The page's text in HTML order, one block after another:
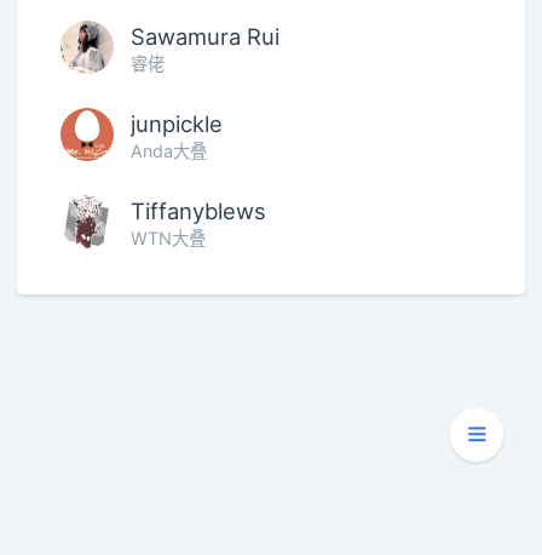
Sawamura Rui
睿佬
junpickle
Anda大叠
Tiffanyblews
WTN大叠